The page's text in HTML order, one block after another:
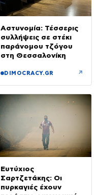
Αστυνομία: Τέσσερις
συλλήψεις σε στέκι
παράνομου τζόγου
στη Θεσσαλονίκη
DIMOCRACY.GR ↗
Ευτύχιος
Σαρτζετάκης: Οι
πυρκαγιές έχουν